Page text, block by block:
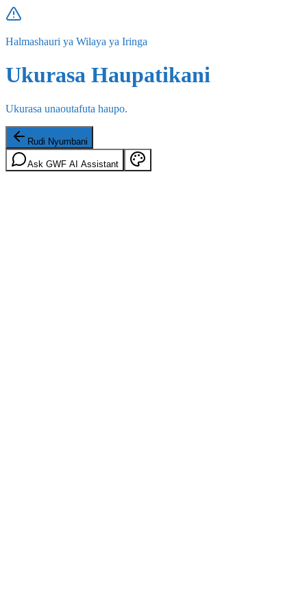
Halmashauri ya Wilaya ya Iringa
Ukurasa Haupatikani
Ukurasa unaoutafuta haupo.
Rudi Nyumbani
Ask GWF AI Assistant